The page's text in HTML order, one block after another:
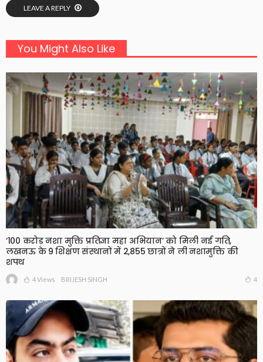
LEAVE A REPLY
You Might Also Like
‘100 करोड़ नशा मुक्ति प्रतिज्ञा महा अभियान’ को मिली नई गति,
लखनऊ के 9 शिक्षण संस्थानों में 2,855 छात्रों ने ली नशामुक्ति की
शपथ
4 Views BRIJESH SINGH 4